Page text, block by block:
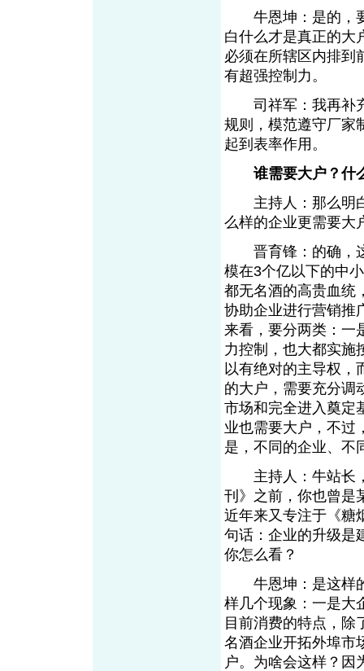
牛恩坤：是的，要
白什么才是真正的大
必须在所辖区内排到
有超强控制力。
司祥军：我再补充
规则，模范遵守厂家
起到表率作用。
谁需要大户？什
主持人：那么明白
么样的企业更需要大
晋育锋：的确，这
模在3个亿以下的中
都无名酒的高贵血统
协助企业进行营销推
来看，要分两类：一
力控制，也大都实施
以有绝对的主导权，
的大户，需要充分调
市场和完全进入奠定
业也需要大户，不过
是，不同的企业、不
主持人：牛站长，
刊》之前，你也曾是
近年来又专注于《糖
句话：企业的升级是
你怎么看？
牛恩坤：是这样的
样几个现象：一是大
目前消费的特点，除
名酒企业开拓外埠市
户。为啥会这样？因